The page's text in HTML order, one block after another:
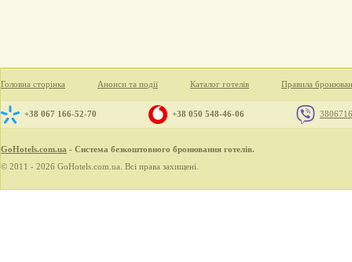
Головна сторінка Анонси та події Каталог готелів Правила
+38 067 166-52-70 +38 050 548-46-06
GoHotels.com.ua - Система безкоштовного бронювання готелів.
© 2011 - 2026 GoHotels.com.ua. Всі права захищені.